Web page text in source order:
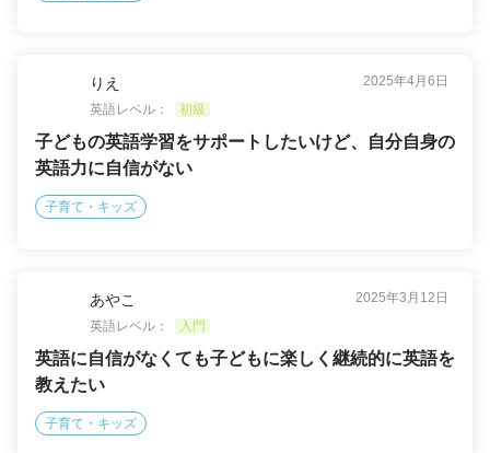
りえ
2025年4月6日
英語レベル：
初級
子どもの英語学習をサポートしたいけど、自分自身の
英語力に自信がない
子育て・キッズ
あやこ
2025年3月12日
英語レベル：
入門
英語に自信がなくても子どもに楽しく継続的に英語を
教えたい
子育て・キッズ